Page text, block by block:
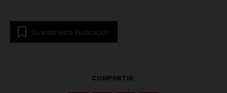
Guardar esta Publicación
COMPARTIR: